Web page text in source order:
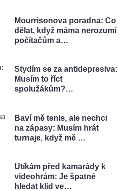
Mourrisonova poradna: Co
dělat, když máma nerozumí
počítačům a…
Stydím se za antidepresiva:
Musím to říct
spolužákům?…
Baví mě tenis, ale nechci
na zápasy: Musím hrát
turnaje, když mě …
Utíkám před kamarády k
videohrám: Je špatné
hledat klid ve…